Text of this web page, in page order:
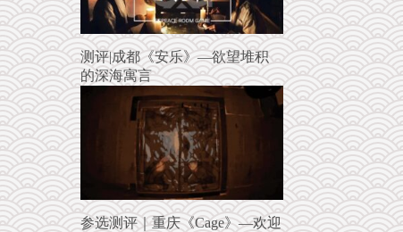
测评|成都《安乐》—欲望堆积
的深海寓言
参选测评｜重庆《Cage》—欢迎